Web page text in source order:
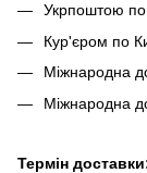
Укрпоштою по
Кур'єром по
Міжнародна
Міжнародна
Термін